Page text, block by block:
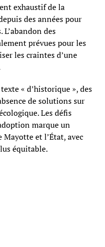
exhaustif de la
des années pour
des
prévues pour les
les craintes d’une
« d’historique », des
de solutions sur
Les défis
marque un
et l’État, avec
équitable.